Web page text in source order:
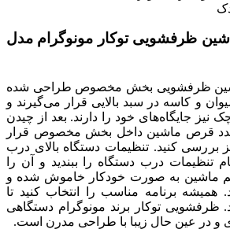
ظرفشویی توکار مونوگرام مدل
ظرفشویی بخش مخصوص طراحی شده
و کاسه در سبد بالایی قرار می‌گیرند و
جایگاه‌های خود را دارند. بعد از چیدن
قرص ماشین داخل بخش مخصوص قرار
بررسی کنید. تنظیمات دستگاه بالای درب
تنظیمات درب دستگاه را ببندید و آن را
هم ماشین به صورت خودکار خاموش شده و
برنامه مناسب را انتخاب کنید تا
ظرفشویی توکار برند مونوگرام دستگاهی
و در عین حال زیبا با طراحی مدرن است.